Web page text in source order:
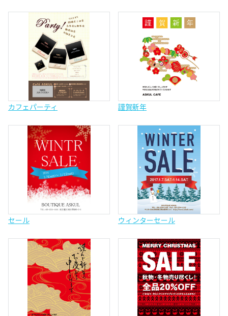
カフェパーティ 謹賀新年
セール ウィンターセール